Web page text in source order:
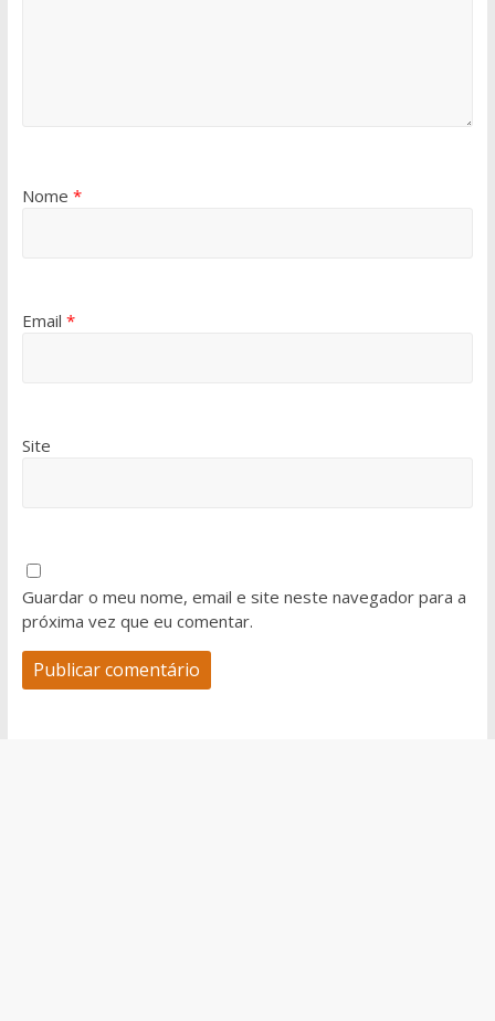
Nome *
Email *
Site
Guardar o meu nome, email e site neste navegador para a
próxima vez que eu comentar.